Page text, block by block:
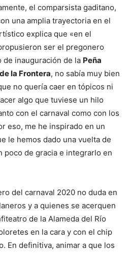
el comparsista gaditano,
una amplia trayectoria en el
explica que «en el
ser el pregonero
de inauguración de la Peña
la Frontera, no sabía muy bien
no quería caer en tópicos ni
algo que tuviese un hilo
con el carnaval como con los
eso, me he inspirado en un
le hemos dado una vuelta de
poco de gracia e integrarlo en
del carnaval 2020 no duda en
y a quienes se acerquen
de la Alameda del Río
en la cara y con el chip
En definitiva, animar a que los